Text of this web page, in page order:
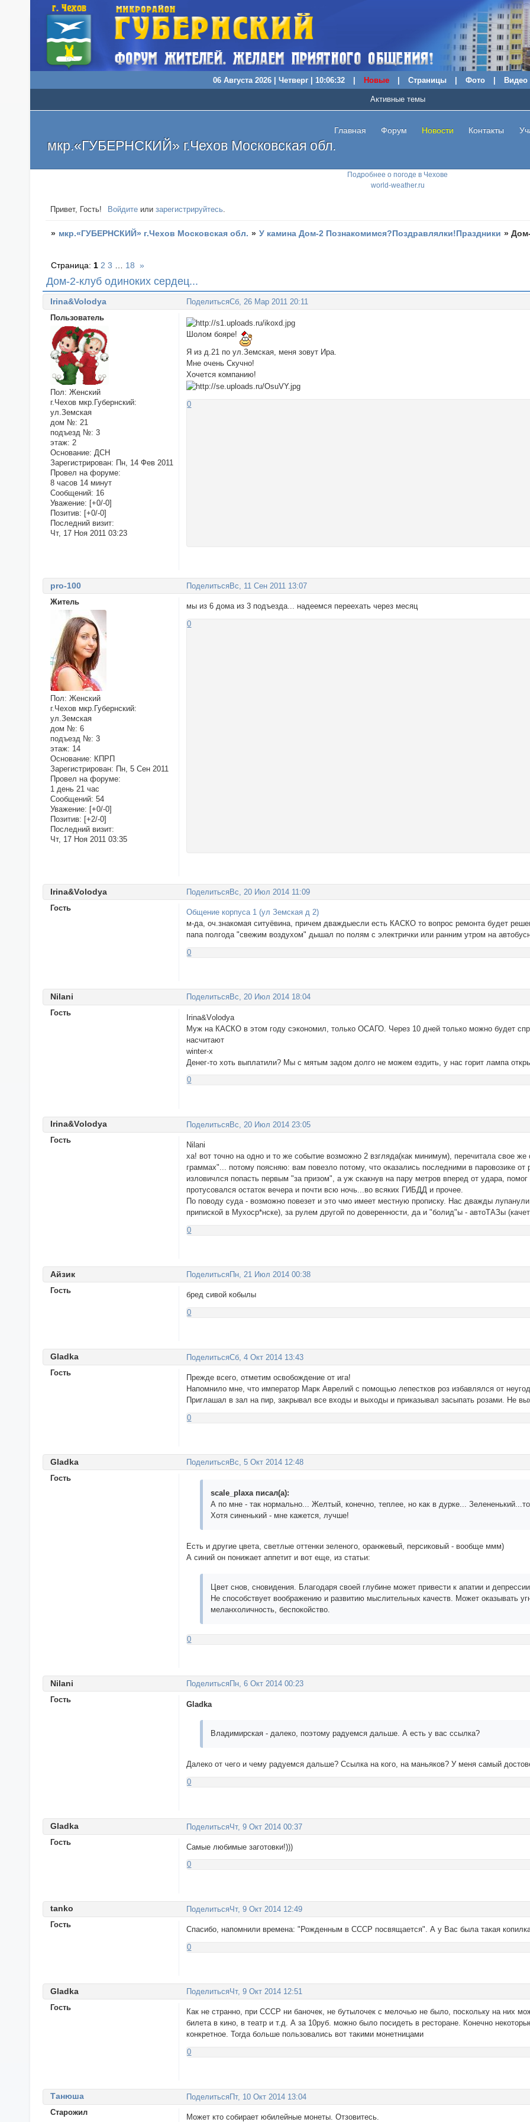
06 Августа 2026 | Четверг | 10:06:33 Новые Страницы Фото Видео
Подробнее о погоде в Чехове
world-weather.ru
мкр.«ГУБЕРНСКИЙ» г.Чехов Московская обл.
Главная Форум Новости Контакты
Активные темы
Привет, Гость! Войдите илизарегистрируйтесь.
» мкр.«ГУБЕРНСКИЙ» г.Чехов Московская обл. » У камина Дом-2 Познакомимся?Поздравлялки!Праздники »
Дом-2-клуб одиноких сердец...
Страница: 1 2 3 18 »
ПоделитьсяСб, 26 Мар 2011 20:11
Irina&Volodya
Пользователь
Пол: Женский
г.Чехов мкр.Губернский:
ул.Земская
дом №: 21
подъезд №: 3
этаж: 2
Основание: ДСН
Зарегистрирован: Пн, 14 Фев 2011
Провел на форуме:
8 часов 14 минут
Сообщений: 16
Уважение: [+0/-0]
Позитив: [+0/-0]
Последний визит:
Чт, 17 Ноя 2011 03:23
Шолом бояре!
Я из д.21 по ул.Земская, меня зовут Ира.
Мне очень Скучно!
Хочется компанию!
0
Поделиться Вс, 11 Сен 2011 13:07
pro-100
Житель
Пол: Женский
г.Чехов мкр.Губернский:
ул.Земская
дом №: 6
подъезд №: 3
этаж: 14
Основание: КПРП
Зарегистрирован: Пн, 5 Сен 2011
Провел на форуме:
1 день 21 час
Сообщений: 54
Уважение: [+0/-0]
Позитив: [+2/-0]
Последний визит:
Чт, 17 Ноя 2011 03:35
мы из 6 дома из 3 подъезда... надеемся переехать через месяц
0
Поделиться Вс, 20 Июл 2014 11:09
Irina&Vоlodyа
Гость
Общение корпуса 1 (ул Земская д 2)
м-да, оч.знакомая ситуёвина, причем дваждыесли есть КАСКО то вопрос ремонта будет
папа полгода "свежим воздухом" дышал по полям с электрички или ранним утром на
0
Поделиться Вс, 20 Июл 2014 18:04
Nilani
Гость
Irina&Vоlodyа
Муж на КАСКО в этом году сэкономил, только ОСАГО. Через 10 дней только можно будет
насчитают
winter-x
Денег-то хоть выплатили? Мы с мятым задом долго не можем ездить, у нас горит лампа
0
Поделиться Вс, 20 Июл 2014 23:05
Irina&Vоlodyа
Гость
Nilani
ха! вот точно на одно и то же событие возможно 2 взгляда(как минимум), перечитала свое
граммах"... потому поясняю: вам повезло потому, что оказались последними в паровозике
изловичлся попасть первым "за призом", а уж скакнув на пару метров вперед от удара,
протусовался остаток вечера и почти всю ночь...во всяких ГИБДД и прочее.
По поводу суда - возможно повезет и это чмо имеет местную прописку. Нас дважды
припиской в Мухоср*нске), за рулем другой по доверенности, да и "болид"ы - автоТАЗы
0
Поделиться Пн, 21 Июл 2014 00:38
Айзик
Гость
бред сивой кобылы
0
ПоделитьсяСб, 4 Окт 2014 13:43
Gladka
Гость
Прежде всего, отметим освобождение от ига!
Напомнило мне, что император Марк Аврелий с помощью лепестков роз избавлялся от
Приглашал в зал на пир, закрывал все входы и выходы и приказывал засыпать розами. Не
0
Поделиться Вс, 5 Окт 2014 12:48
Gladka
Гость
scale_plaxa писал(а):
А по мне - так нормально... Желтый, конечно, теплее, но как в дурке...
Хотя синенький - мне кажется, лучше!
Есть и другие цвета, светлые оттенки зеленого, оранжевый, персиковый - вообще ммм)
А синий он понижает аппетит и вот еще, из статьи:
Цвет снов, сновидения. Благодаря своей глубине может привести к апатии и
Не способствует воображению и развитию мыслительных качеств. Может оказывать
меланхоличность, беспокойство.
0
Поделиться Пн, 6 Окт 2014 00:23
Nilani
Гость
Gladka
Владимирская - далеко, поэтому радуемся дальше. А есть у вас ссылка?
Далеко от чего и чему радуемся дальше? Ссылка на кого, на маньяков? У меня самый
0
ПоделитьсяЧт, 9 Окт 2014 00:37
Gladka
Гость
Самые любимые заготовки!)))
0
ПоделитьсяЧт, 9 Окт 2014 12:49
tanko
Гость
Спасибо, напомнили времена: "Рожденным в СССР посвящается". А у Вас была такая
0
ПоделитьсяЧт, 9 Окт 2014 12:51
Gladka
Гость
Как не странно, при СССР ни баночек, не бутылочек с мелочью не было, поскольку на них
билета в кино, в театр и т.д. А за 10руб. можно было посидеть в ресторане. Конечно
конкретное. Тогда больше пользовались вот такими монетницами
0
ПоделитьсяПт, 10 Окт 2014 13:04
Tанюша
Старожил
Может кто собирает юбилейные монеты. Отзовитесь.